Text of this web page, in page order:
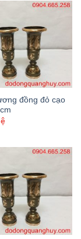
đồng đỏ cạo